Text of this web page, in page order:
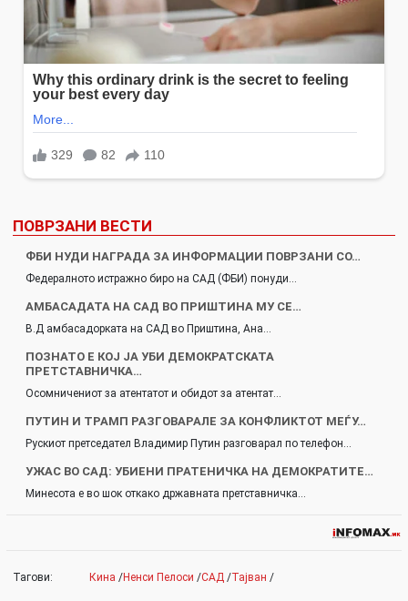
ПОВРЗАНИ ВЕСТИ
ФБИ НУДИ НАГРАДА ЗА ИНФОРМАЦИИ ПОВРЗАНИ СО…
Федералното истражно биро на САД (ФБИ) понуди…
АМБАСАДАТА НА САД ВО ПРИШТИНА МУ СЕ…
В.Д амбасадорката на САД во Приштина, Ана…
ПОЗНАТО Е КОЈ ЈА УБИ ДЕМОКРАТСКАТА
ПРЕТСТАВНИЧКА…
Осомничениот за атентатот и обидот за атентат…
ПУТИН И ТРАМП РАЗГОВАРАЛЕ ЗА КОНФЛИКТОТ МЕЃУ…
Рускиот претседател Владимир Путин разговарал по телефон…
УЖАС ВО САД: УБИЕНИ ПРАТЕНИЧКА НА ДЕМОКРАТИТЕ…
Минесота е во шок откако државната претставничка…
Тагови: Кина /Ненси Пелоси /САД /Тајван /